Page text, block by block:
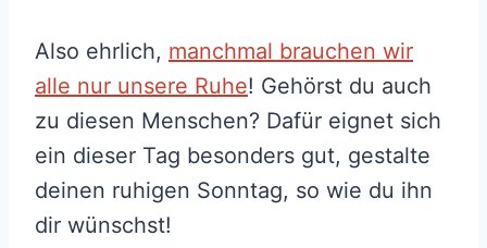
Also ehrlich, manchmal brauchen wir
alle nur unsere Ruhe! Gehörst du auch
zu diesen Menschen? Dafür eignet sich
ein dieser Tag besonders gut, gestalte
deinen ruhigen Sonntag, so wie du ihn
dir wünschst!